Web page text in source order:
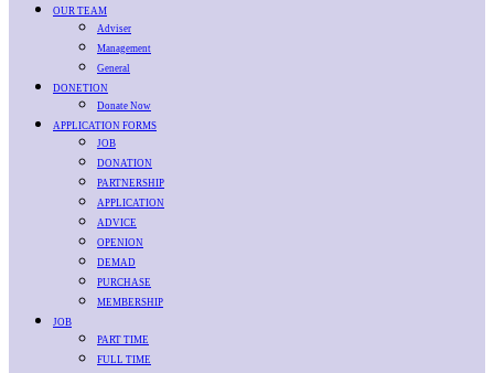
OUR TEAM
Adviser
Management
General
DONETION
Donate Now
APPLICATION FORMS
JOB
DONATION
PARTNERSHIP
APPLICATION
ADVICE
OPENION
DEMAD
PURCHASE
MEMBERSHIP
JOB
PART TIME
FULL TIME